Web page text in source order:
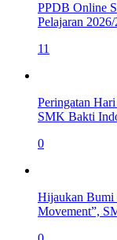
PPDB Online
Pelajaran
11
Peringatan
SMK Bakti
0
Hijaukan Bumi
Movement”,